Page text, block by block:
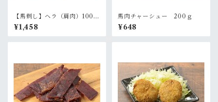
【馬刺し】ヘラ（肩肉）100g
希少部位
¥1,458
馬肉チャーシュー 200ｇ
¥648